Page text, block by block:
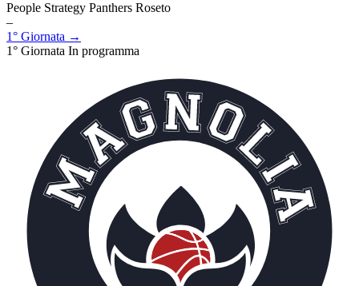
People Strategy Panthers Roseto
–
1° Giornata →
1° Giornata In programma